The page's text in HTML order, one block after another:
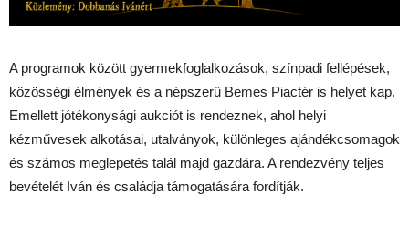
A programok között gyermekfoglalkozások, színpadi fellépések,
közösségi élmények és a népszerű Bemes Piactér is helyet kap.
Emellett jótékonysági aukciót is rendeznek, ahol helyi
kézművesek alkotásai, utalványok, különleges ajándékcsomagok
és számos meglepetés talál majd gazdára. A rendezvény teljes
bevételét Iván és családja támogatására fordítják.